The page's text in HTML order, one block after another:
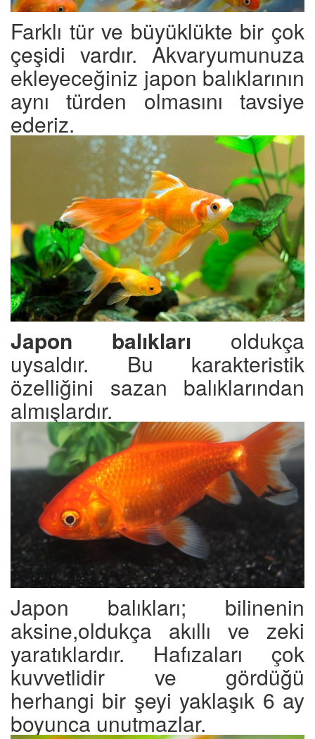
Farklı tür ve büyüklükte bir çok
çeşidi vardır. Akvaryumunuza
ekleyeceğiniz japon balıklarının
aynı türden olmasını tavsiye
ederiz.
Japon balıkları oldukça
uysaldır. Bu karakteristik
özelliğini sazan balıklarından
almışlardır.
Japon balıkları; bilinenin
aksine,oldukça akıllı ve zeki
yaratıklardır. Hafızaları çok
kuvvetlidir ve gördüğü
herhangi bir şeyi yaklaşık 6 ay
boyunca unutmazlar.